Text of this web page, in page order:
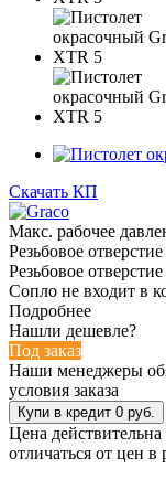
Скачать КП
Макс. рабочее
Резьбовое
Резьбовое
Сопло не входит в
Подробнее
Нашли дешевле?
Под заказ
Наши менеджеры
условия заказа
Цена
отличаться от цен